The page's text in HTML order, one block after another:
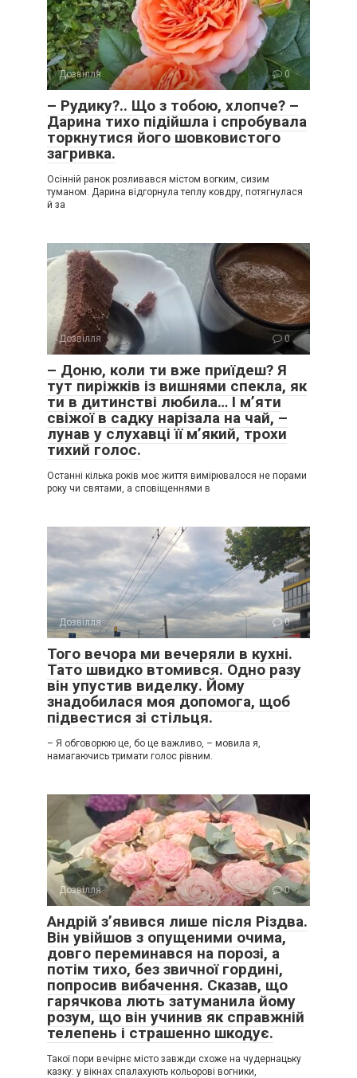
Дозвілля 0
– Рудику?.. Що з тобою, хлопче? –
Дарина тихо підійшла і спробувала
торкнутися його шовковистого
загривка.
Осінній ранок розливався містом вогким, сизим
туманом. Дарина відгорнула теплу ковдру, потягнулася
й за
Дозвілля 0
– Доню, коли ти вже приїдеш? Я
тут пиріжків із вишнями спекла, як
ти в дитинстві любила… І м’яти
свіжої в садку нарізала на чай, –
лунав у слухавці її м’який, трохи
тихий голос.
Останні кілька років моє життя вимірювалося не порами
року чи святами, а сповіщеннями в
Дозвілля 0
Того вечора ми вечеряли в кухні.
Тато швидко втомився. Одно разу
він упустив виделку. Йому
знадобилася моя допомога, щоб
підвестися зі стільця.
– Я обговорюю це, бо це важливо, – мовила я,
намагаючись тримати голос рівним.
Дозвілля 0
Андрій з’явився лише після Різдва.
Він увійшов з опущеними очима,
довго переминався на порозі, а
потім тихо, без звичної гордині,
попросив вибачення. Сказав, що
гарячкова лють затуманила йому
розум, що він учинив як справжній
телепень і страшенно шкодує.
Такої пори вечірнє місто завжди схоже на чудернацьку
казку: у вікнах спалахують кольорові вогники,